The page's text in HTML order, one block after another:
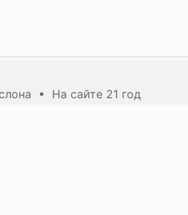
• На сайте 21 год